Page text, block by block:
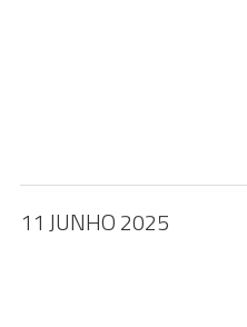
11 JUNHO 2025